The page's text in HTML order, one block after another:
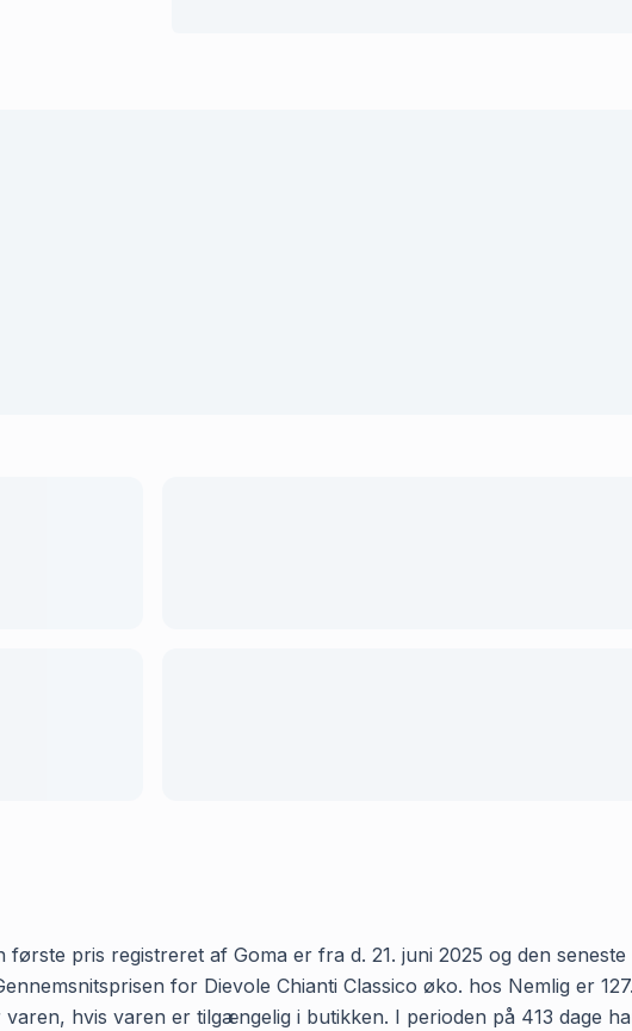
pris registreret af Goma er fra d. 21. juni 2025 og den
for Dievole Chianti Classico øko. hos Nemlig er
hvis varen er tilgængelig i butikken. I perioden på 413 dage